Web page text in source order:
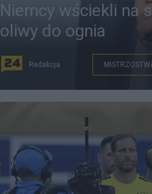
Niemcy wściekli na
oliwy do ognia
Redakcja